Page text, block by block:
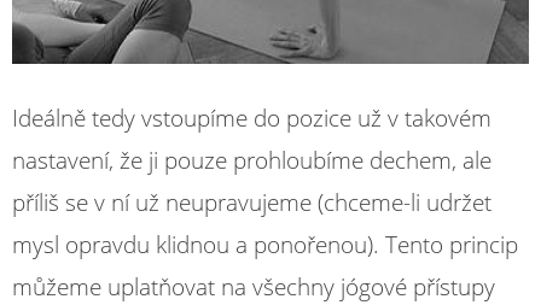
Ideálně tedy vstoupíme do pozice už v takovém
nastavení, že ji pouze prohloubíme dechem, ale
příliš se v ní už neupravujeme (chceme-li udržet
mysl opravdu klidnou a ponořenou). Tento princip
můžeme uplatňovat na všechny jógové přístupy